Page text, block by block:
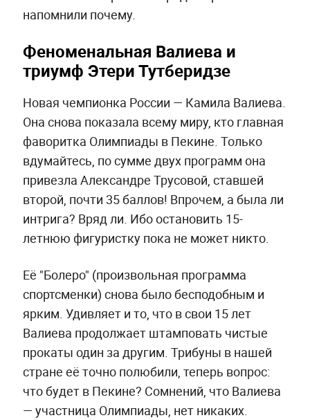
напомнили почему.
Феноменальная Валиева и
триумф Этери Тутберидзе
Новая чемпионка России — Камила Валиева.
Она снова показала всему миру, кто главная
фаворитка Олимпиады в Пекине. Только
вдумайтесь, по сумме двух программ она
привезла Александре Трусовой, ставшей
второй, почти 35 баллов! Впрочем, а была ли
интрига? Вряд ли. Ибо остановить 15-
летнюю фигуристку пока не может никто.
Её "Болеро" (произвольная программа
спортсменки) снова было бесподобным и
ярким. Удивляет и то, что в свои 15 лет
Валиева продолжает штамповать чистые
прокаты один за другим. Трибуны в нашей
стране её точно полюбили, теперь вопрос:
что будет в Пекине? Сомнений, что Валиева
— участница Олимпиады, нет никаких.